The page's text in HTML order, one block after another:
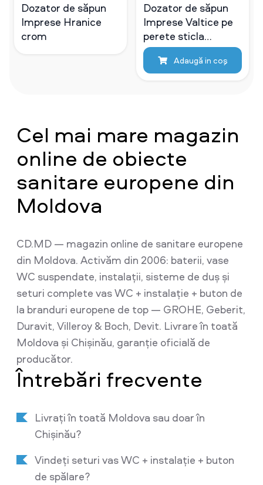
Dozator de săpun
Imprese Hranice
crom
Dozator de săpun
Imprese Valtice pe
perete sticla
mat/crom
Adaugă in coş
Cel mai mare magazin
online de obiecte
sanitare europene din
Moldova
CD.MD — magazin online de sanitare europene
din Moldova. Activăm din 2006: baterii, vase
WC suspendate, instalații, sisteme de duș și
seturi complete vas WC + instalație + buton de
la branduri europene de top — GROHE, Geberit,
Duravit, Villeroy & Boch, Devit. Livrare în toată
Moldova și Chișinău, garanție oficială de
producător.
Întrebări frecvente
Livrați în toată Moldova sau doar în
Chișinău?
Vindeți seturi vas WC + instalație + buton
de spălare?